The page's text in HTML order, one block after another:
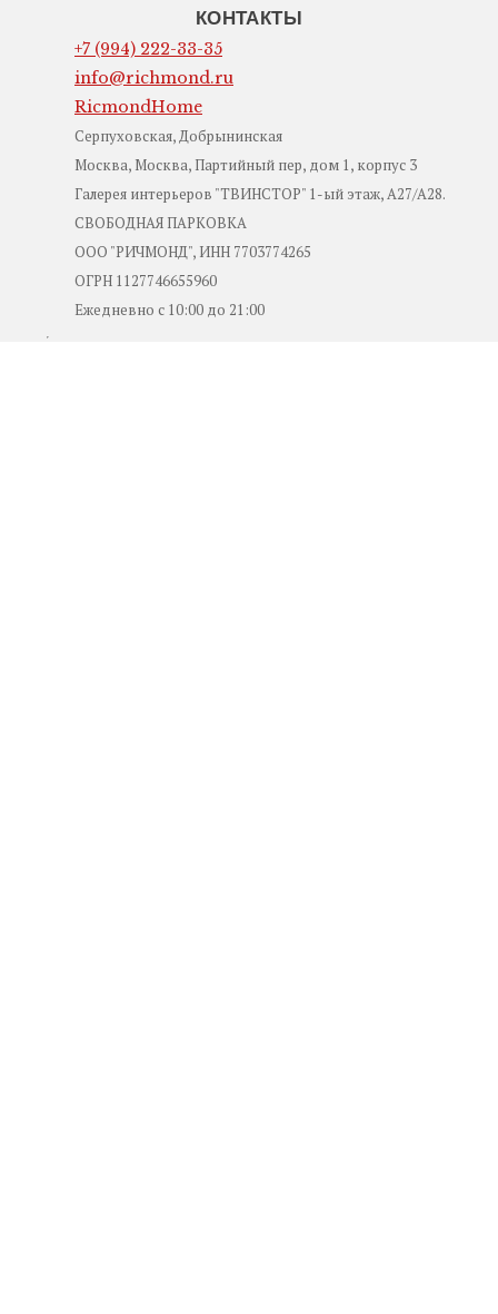
КОНТАКТЫ
+7 (994) 222-33-35
info@richmond.ru
RicmondHome
Серпуховская, Добрынинская
Москва, Москва, Партийный пер, дом 1, корпус 3
Галерея интерьеров "ТВИНСТОР" 1-ый этаж, А27/А28.
СВОБОДНАЯ ПАРКОВКА
ООО "РИЧМОНД", ИНН 7703774265
ОГРН 1127746655960
Ежедневно с 10:00 до 21:00